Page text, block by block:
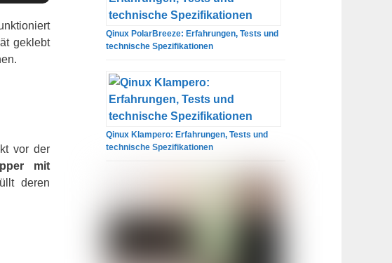
geklebt
vor der
mit
deren
Qinux PolarBreeze: Erfahrungen, Tests und
technische Spezifikationen
Qinux Klampero: Erfahrungen, Tests und
technische Spezifikationen